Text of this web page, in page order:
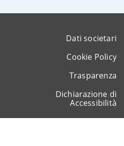
Dati societari
Cookie Policy
Trasparenza
Dichiarazione di
Accessibilità